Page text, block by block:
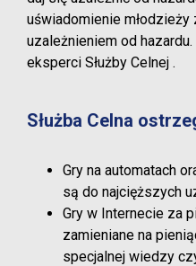
uświadomienie
uzależnieniem od
eksperci Służby Celnej .
Służba Celna
Gry na automatach
są do najcięższych
Gry w Internecie za
zamieniane na
specjalnej wiedzy